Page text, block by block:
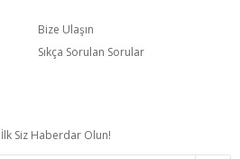
Bize Ulaşın
Sıkça Sorulan Sorular
Siz Haberdar Olun!